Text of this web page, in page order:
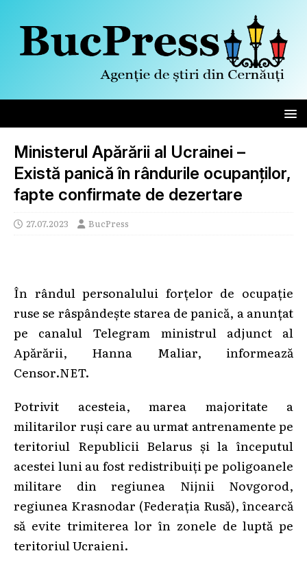
Ministerul Apărării al Ucrainei –
Există panică în rândurile ocupanților,
fapte confirmate de dezertare
27.07.2023 BucPress
În rândul personalului forțelor de ocupație
ruse se râspândește starea de panică, a anunțat
pe canalul Telegram ministrul adjunct al
Apărării, Hanna Maliar, informează
Censor.NET.
Potrivit acesteia, marea majoritate a
militarilor ruși care au urmat antrenamente pe
teritoriul Republicii Belarus și la începutul
acestei luni au fost redistribuiți pe poligoanele
militare din regiunea Nijnii Novgorod,
regiunea Krasnodar (Federația Rusă), încearcă
să evite trimiterea lor în zonele de luptă pe
teritoriul Ucraieni.